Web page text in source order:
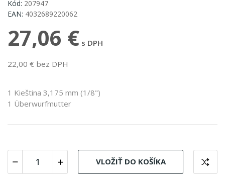
Kód: 207947
EAN: 4032689220062
27,06 € s DPH
22,00 € bez DPH
1 Kieština 3,175 mm (1/8")
1 Überwurfmutter
VLOŽIŤ DO KOŠÍKA